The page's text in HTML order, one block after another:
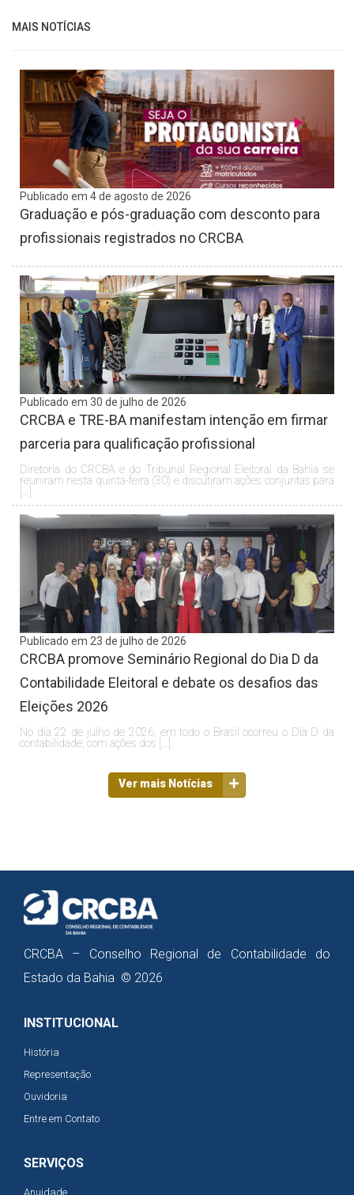
MAIS NOTÍCIAS
Publicado em 4 de agosto de 2026
Graduação e pós-graduação com desconto para
profissionais registrados no CRCBA
Publicado em 30 de julho de 2026
CRCBA e TRE-BA manifestam intenção em firmar
parceria para qualificação profissional
Diretoria do CRCBA e do Tribunal Regional Eleitoral da Bahia se
reuniram nesta quinta-feira (30) e discutiram ações conjuntas para
Publicado em 23 de julho de 2026
CRCBA promove Seminário Regional do Dia D da
Contabilidade Eleitoral e debate os desafios das
Eleições 2026
No dia 22 de julho de 2026, em todo o Brasil ocorreu o Dia D da
contabilidade, com ações dos […]
Ver mais Notícias
CRCBA – Conselho Regional de Contabilidade do
Estado da Bahia © 2026
INSTITUCIONAL
História
Representação
Ouvidoria
Entre em Contato
SERVIÇOS
Anuidade